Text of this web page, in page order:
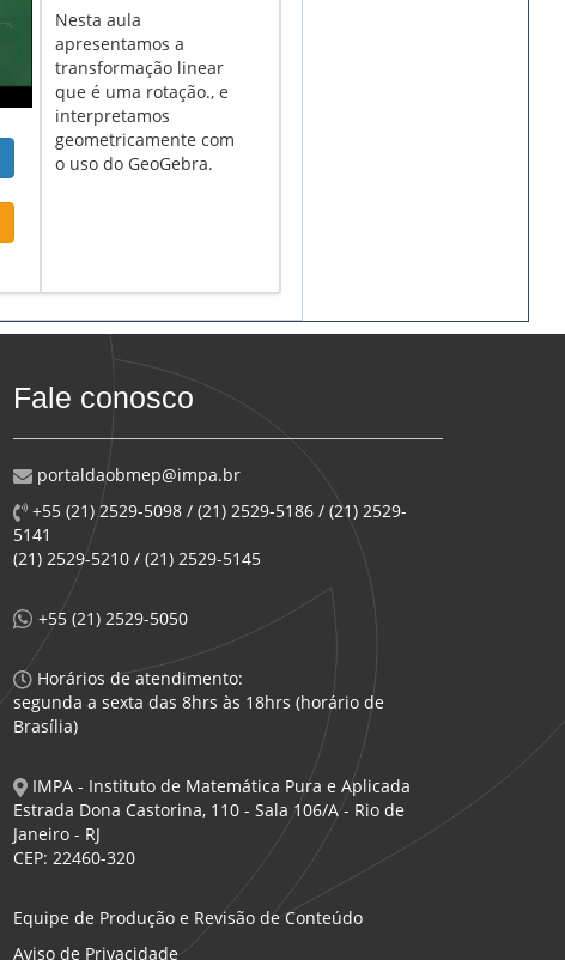
Nesta aula
apresentamos a
transformação linear
que é uma rotação., e
interpretamos
geometricamente com
o uso do GeoGebra.
Fale conosco
portaldaobmep@impa.br
+55 (21) 2529-5098 / (21) 2529-5186 / (21) 2529-
5141
(21) 2529-5210 / (21) 2529-5145
+55 (21) 2529-5050
Horários de atendimento:
segunda a sexta das 8hrs às 18hrs (horário de
Brasília)
IMPA - Instituto de Matemática Pura e Aplicada
Estrada Dona Castorina, 110 - Sala 106/A - Rio de
Janeiro - RJ
CEP: 22460-320
Equipe de Produção e Revisão de Conteúdo
Aviso de Privacidade